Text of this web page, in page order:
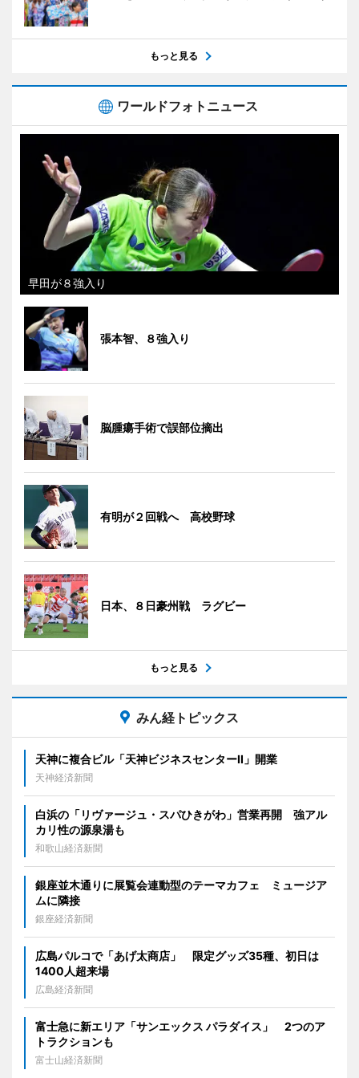
もっと見る
ワールドフォトニュース
早田が８強入り
張本智、８強入り
脳腫瘍手術で誤部位摘出
有明が２回戦へ 高校野球
日本、８日豪州戦 ラグビー
もっと見る
みん経トピックス
天神に複合ビル「天神ビジネスセンターII」開業
天神経済新聞
白浜の「リヴァージュ・スパひきがわ」営業再開 強アル
カリ性の源泉湯も
和歌山経済新聞
銀座並木通りに展覧会連動型のテーマカフェ ミュージア
ムに隣接
銀座経済新聞
広島パルコで「あげ太商店」 限定グッズ35種、初日は
1400人超来場
広島経済新聞
富士急に新エリア「サンエックス パラダイス」 2つのア
トラクションも
富士山経済新聞